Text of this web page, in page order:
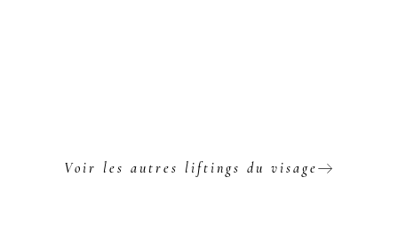
Voir les autres liftings du visage